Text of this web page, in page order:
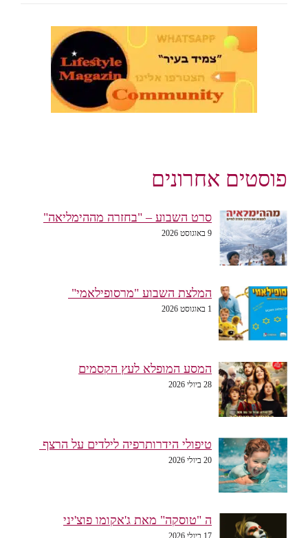
פוסטים אחרונים
סרט השבוע – "בחזרה מההימליאה"
9 באוגוסט 2026
המלצת השבוע "מרסופילאמי"
1 באוגוסט 2026
המסע המופלא לעץ הקסמים
28 ביולי 2026
טיפולי הידרותרפיה לילדים על הרצף
20 ביולי 2026
ה "טוסקה" מאת ג'אקומו פוצ'יני